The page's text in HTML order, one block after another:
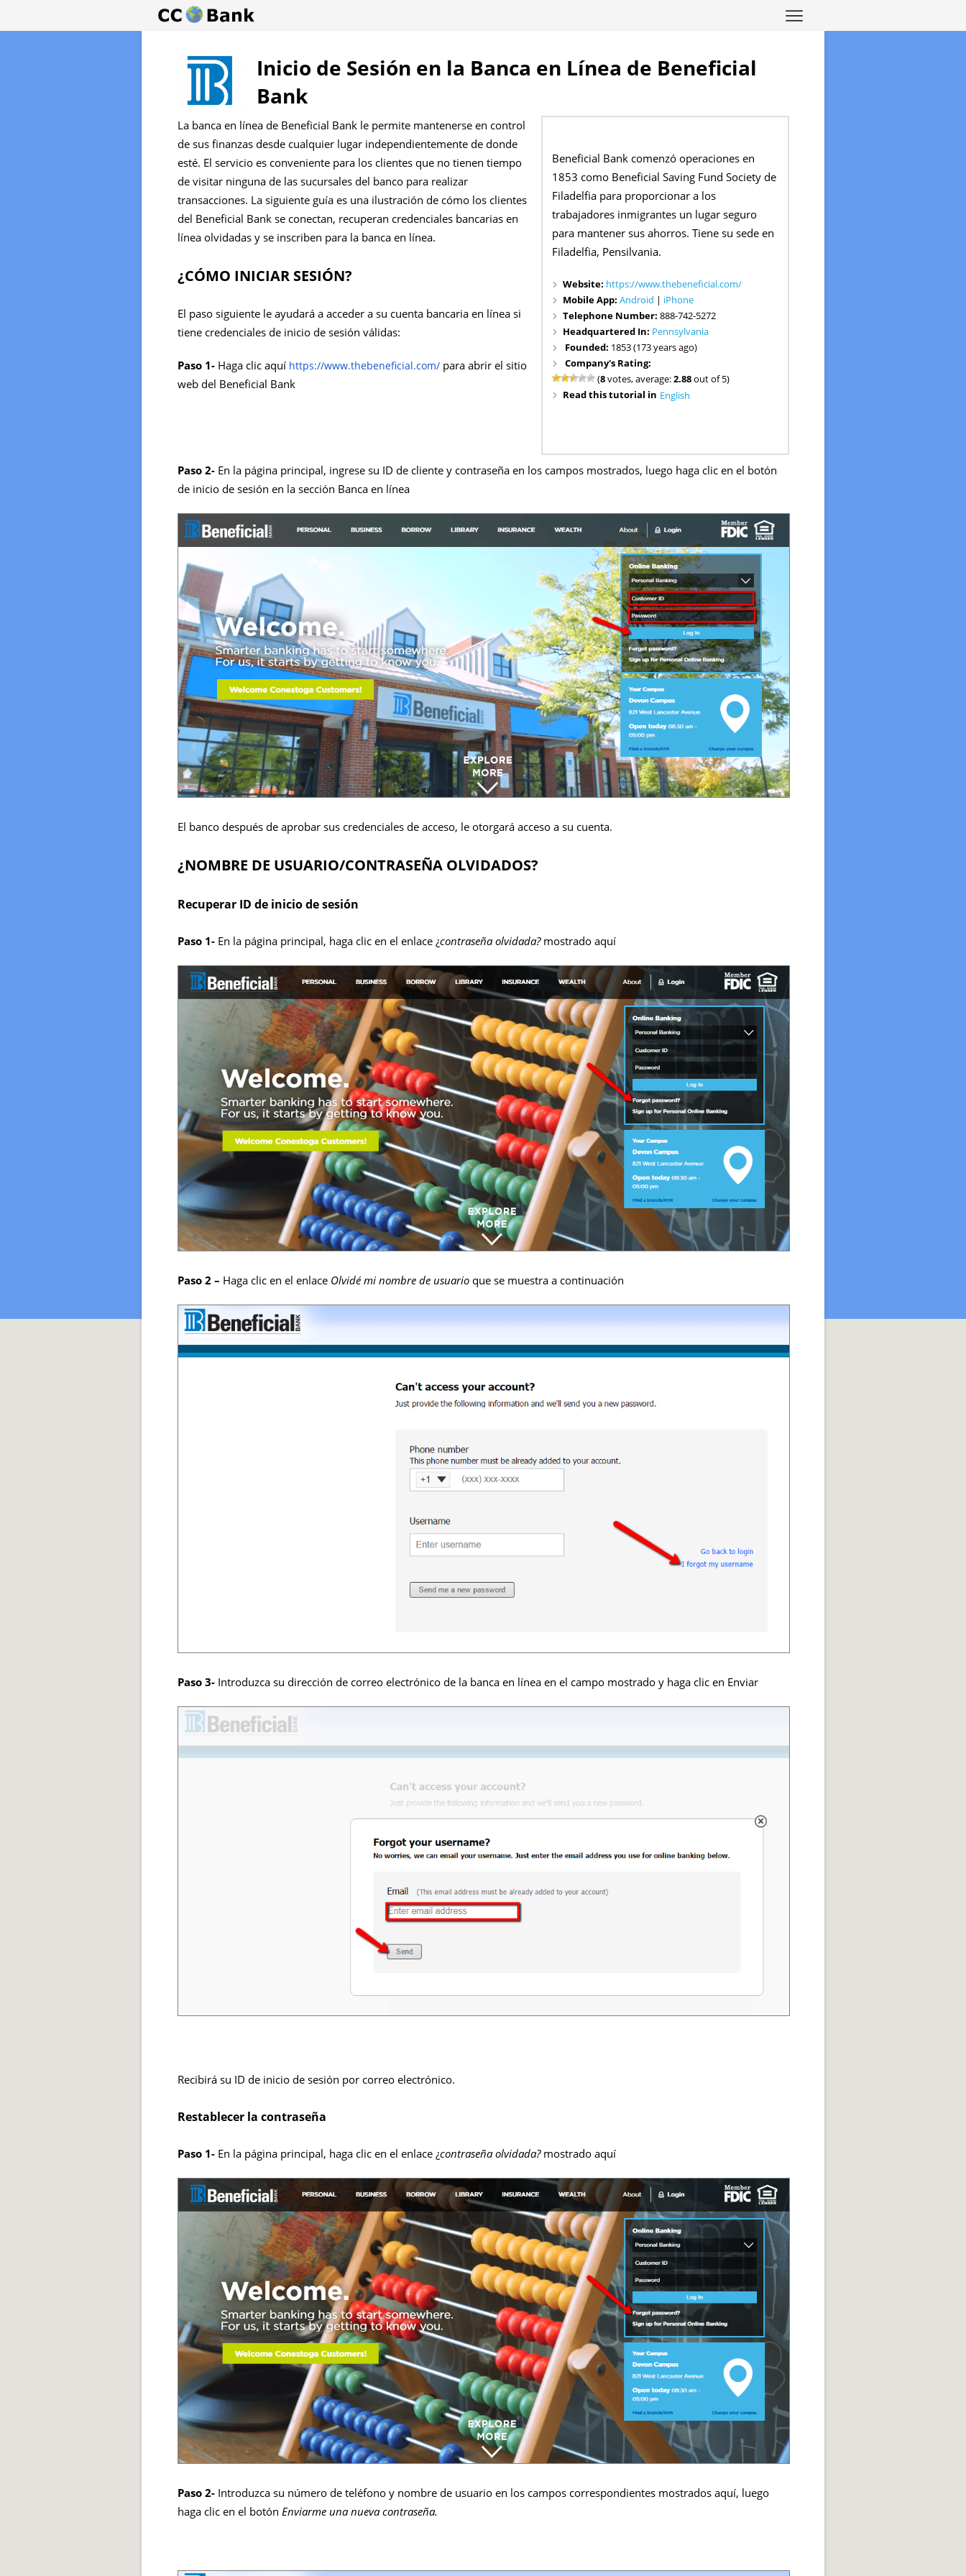
Inicio de Sesión en la Banca en Línea de Beneficial
Bank
Beneficial Bank comenzó operaciones en
1853 como Beneficial Saving Fund Society de
Filadelfia para proporcionar a los
trabajadores inmigrantes un lugar seguro
para mantener sus ahorros. Tiene su sede en
Filadelfia, Pensilvania.
Website: https://www.thebeneficial.com/
Mobile App:Android | iPhone
Telephone Number:888-742-5272
Headquartered In: Pennsylvania
Founded: 1853 (173 years ago)
Company's Rating:
(8votes, average:2.88out of 5)
English
Read this tutorial in
La banca en línea de Beneficial Bank le permite mantenerse en control
de sus finanzas desde cualquier lugar independientemente de donde
esté. El servicio es conveniente para los clientes que no tienen tiempo
de visitar ninguna de las sucursales del banco para realizar
transacciones. La siguiente guía es una ilustración de cómo los clientes
del Beneficial Bank se conectan, recuperan credenciales bancarias en
línea olvidadas y se inscriben para la banca en línea.
¿CÓMO INICIAR SESIÓN?
El paso siguiente le ayudará a acceder a su cuenta bancaria en línea si
tiene credenciales de inicio de sesión válidas:
Paso 1- Haga clic aquí https://www.thebeneficial.com/ para abrir el sitio
web del Beneficial Bank
Paso 2- En la página principal, ingrese su ID de cliente y contraseña en los campos mostrados, luego haga clic en el botón
de inicio de sesión en la sección Banca en línea
El banco después de aprobar sus credenciales de acceso, le otorgará acceso a su cuenta.
¿NOMBRE DE USUARIO/CONTRASEÑA OLVIDADOS?
Recuperar ID de inicio de sesión
Paso 1- En la página principal, haga clic en el enlace ¿contraseña olvidada?mostrado aquí
Paso 2 – Haga clic en el enlace Olvidé mi nombre de usuarioque se muestra a continuación
Paso 3- Introduzca su dirección de correo electrónico de la banca en línea en el campo mostrado y haga clic en Enviar
Recibirá su ID de inicio de sesión por correo electrónico.
Restablecer la contraseña
Paso 1- En la página principal, haga clic en el enlace ¿contraseña olvidada?mostrado aquí
Paso 2- Introduzca su número de teléfono y nombre de usuario en los campos correspondientes mostrados aquí, luego
haga clic en el botón Enviarme una nueva contraseña.